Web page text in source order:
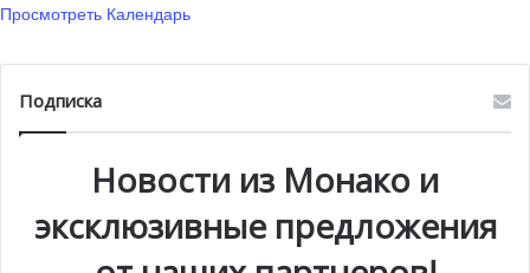
Просмотреть Календарь
Подписка
Новости из Монако и
эксклюзивные предложения